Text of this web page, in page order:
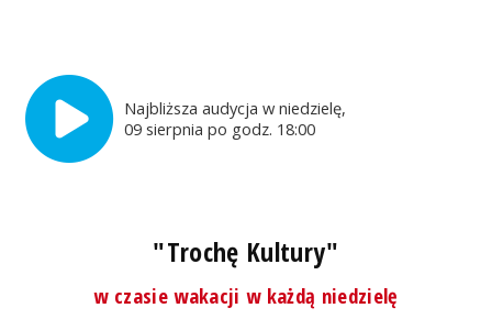
Najbliższa audycja w niedzielę,
09 sierpnia po godz. 18:00
"Trochę Kultury"
w czasie wakacji w każdą niedzielę